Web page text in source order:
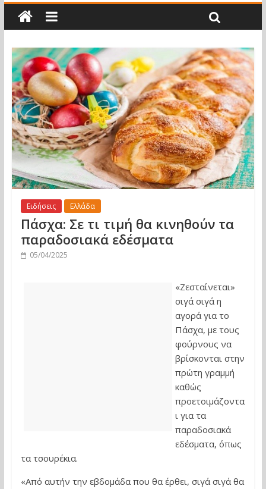
Ειδήσεις Ελλάδα
Πάσχα: Σε τι τιμή θα κινηθούν τα
παραδοσιακά εδέσματα
05/04/2025
«Ζεσταίνεται»
σιγά σιγά η
αγορά για το
Πάσχα, με τους
φούρνους να
βρίσκονται στην
πρώτη γραμμή
καθώς
προετοιμάζοντα
ι για τα
παραδοσιακά
εδέσματα, όπως
τα τσουρέκια.
«Από αυτήν την εβδομάδα που θα έρθει, σιγά σιγά θα